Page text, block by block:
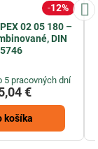
12%
02 05 180 –
DIN
5746
5 pracovných dní
€
košíka